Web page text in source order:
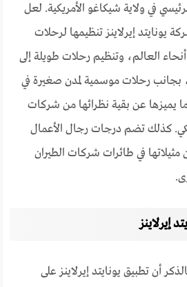
في ولاية شيكاغو الأمريكية. لعل
يونايتد إيرلاينز تنظيمها لرحلات
العالم، وتنظيم رحلات طويلة إلى
بجانب رحلات موسمية لمدن صغيرة في
يميزها عن بقية نظرائها من شركات
كذلك تضم درجات رجال الأعمال
مثيلاتها في طائرات شركات الطيران
إيرلاينز
أن تطبيق يونايتد إيرلاينز على